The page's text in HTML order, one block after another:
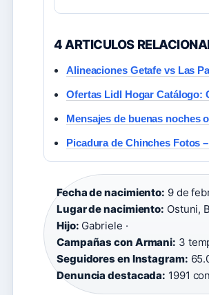
4 ARTICULOS
Alineaciones Getafe vs Las
Ofertas Lidl Hogar Catálogo:
Mensajes de buenas noches
Picadura de Chinches Fotos
Fecha de nacimiento: 9 de
Lugar de nacimiento: Ostuni,
Hijo: Gabriele ·
Campañas con Armani: 3
Seguidores en Instagram:
Denuncia destacada: 1991